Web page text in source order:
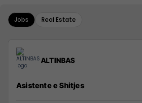
Jobs Real Estate
ALTINBAS
Asistente e Shitjes